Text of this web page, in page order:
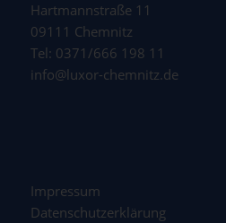
Hartmannstraße 11
09111 Chemnitz
Tel: 0371/666 198 11
info@luxor-chemnitz.de
Impressum
Datenschutzerklärung